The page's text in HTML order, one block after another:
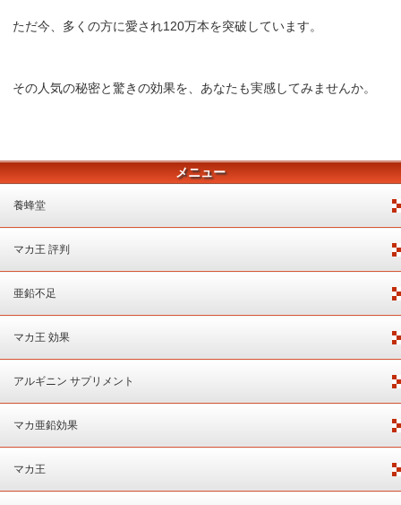
ただ今、多くの方に愛され120万本を突破しています。
その人気の秘密と驚きの効果を、あなたも実感してみませんか。
メニュー
養蜂堂
マカ王 評判
亜鉛不足
マカ王 効果
アルギニン サプリメント
マカ亜鉛効果
マカ王